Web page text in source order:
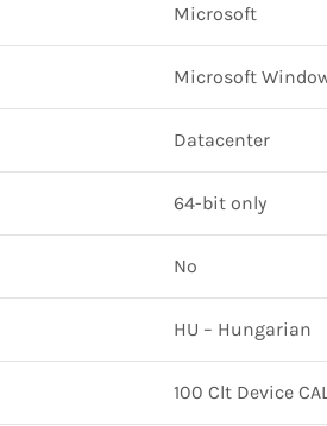
Microsoft
Microsoft
Datacenter
64-bit only
No
HU – Hungarian
100 Clt Device CAL